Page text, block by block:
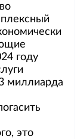
году
миллиарда
это